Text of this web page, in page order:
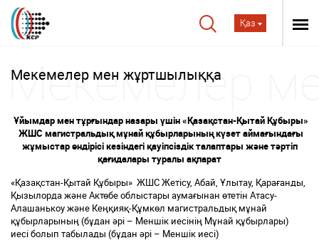
Қаз
Мекемелер мен жұртшылыққа
Ұйымдар мен тұрғындар назары үшін «Қазақстан-Қытай Құбыры»
ЖШС магистральдық мұнай құбырларының күзет аймағындағы
жұмыстар өндірісі кезіндегі қауіпсіздік талаптары және тәртіп
қағидалары туралы ақпарат
«Қазақстан-Қытай Құбыры» ЖШС Жетісу, Абай, Ұлытау, Қарағанды,
Қызылорда және Актөбе облыстары аумағынан өтетін Атасу-
Алашанькоу және Кеңқияқ-Құмкөл магистральдық мұнай
құбырларының (бұдан әрі – Меншік иесінің Мұнай құбырлары)
иесі болып табылады (бұдан әрі – Меншік иесі)